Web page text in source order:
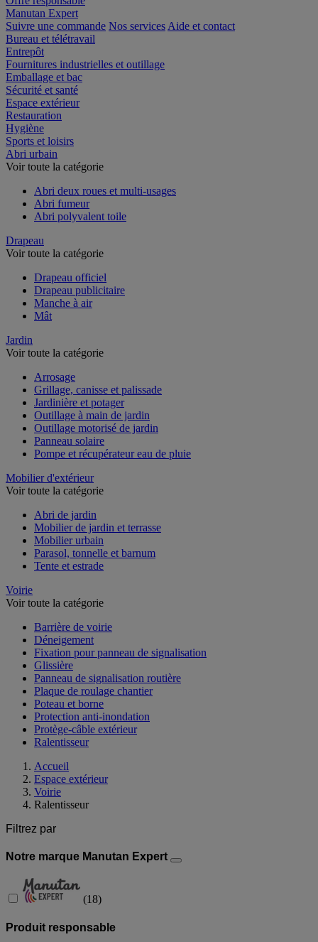
Manutan Expert
Suivre une commande Nos services Aide et contact
Bureau et télétravail
Entrepôt
Fournitures industrielles et outillage
Emballage et bac
Sécurité et santé
Espace extérieur
Restauration
Hygiène
Sports et loisirs
Abri urbain
Voir toute la catégorie
Abri deux roues et multi-usages
Abri fumeur
Abri polyvalent toile
Drapeau
Voir toute la catégorie
Drapeau officiel
Drapeau publicitaire
Manche à air
Mât
Jardin
Voir toute la catégorie
Arrosage
Grillage, canisse et palissade
Jardinière et potager
Outillage à main de jardin
Outillage motorisé de jardin
Panneau solaire
Pompe et récupérateur eau de pluie
Mobilier d'extérieur
Voir toute la catégorie
Abri de jardin
Mobilier de jardin et terrasse
Mobilier urbain
Parasol, tonnelle et barnum
Tente et estrade
Voirie
Voir toute la catégorie
Barrière de voirie
Déneigement
Fixation pour panneau de signalisation
Glissière
Panneau de signalisation routière
Plaque de roulage chantier
Poteau et borne
Protection anti-inondation
Protège-câble extérieur
Ralentisseur
Accueil
Espace extérieur
Voirie
Ralentisseur
Filtrez par
Notre marque Manutan Expert
(18)
Produit responsable